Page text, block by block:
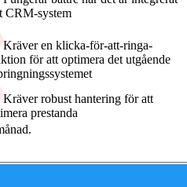
CRM-system
Kräver en klicka-för-att-ringa-
för att optimera det utgående
Kräver robust hantering för att
prestanda